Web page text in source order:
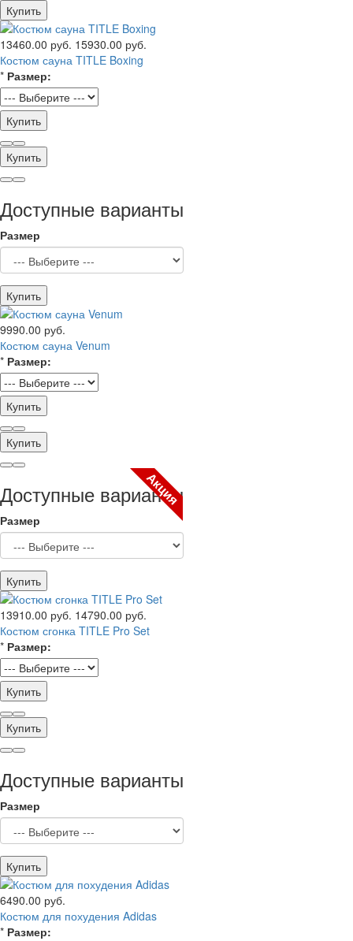
Купить
13460.00 руб. 15930.00 руб.
Костюм сауна TITLE Boxing
* Размер:
Купить
Купить
Доступные варианты
Размер
Купить
9990.00 руб.
Костюм сауна Venum
* Размер:
Купить
Купить
Доступные варианты
Размер
Купить
Акция
13910.00 руб. 14790.00 руб.
Костюм сгонка TITLE Pro Set
* Размер:
Купить
Купить
Доступные варианты
Размер
Купить
6490.00 руб.
Костюм для похудения Adidas
* Размер: